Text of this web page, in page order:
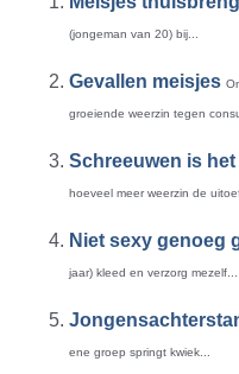
(jongeman van 20) bij...
Gevallen meisjes
groeiende weerzin tegen
Schreeuwen is
hoeveel meer weerzin de
Niet sexy genoeg
jaar) kleed en verzorg mezelf...
ene groep springt kwiek...